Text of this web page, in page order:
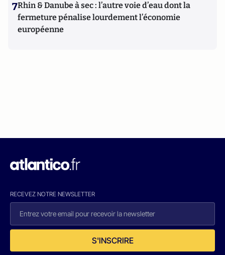
7Rhin & Danube à sec : l’autre voie d’eau dont la
fermeture pénalise lourdement l’économie
européenne
RECEVEZ NOTRE NEWSLETTER
S'INSCRIRE